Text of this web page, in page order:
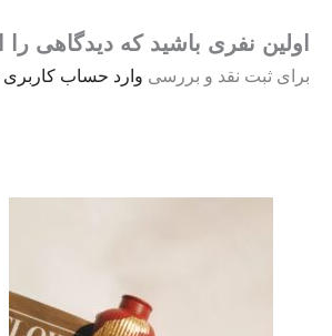
اولین نفری باشید که
برای ثبت نقد و بررسی وارد حساب کاربری